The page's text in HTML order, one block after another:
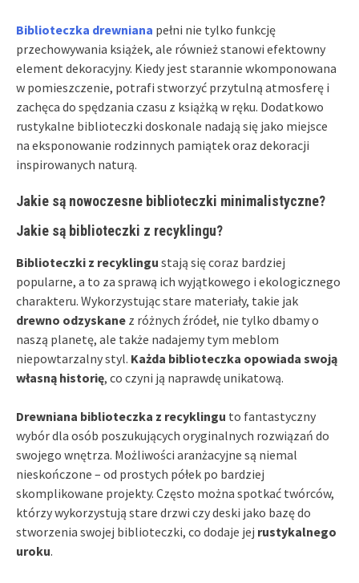
Biblioteczka drewniana pełni nie tylko funkcję
przechowywania książek, ale również stanowi efektowny
element dekoracyjny. Kiedy jest starannie wkomponowana
w pomieszczenie, potrafi stworzyć przytulną atmosferę i
zachęca do spędzania czasu z książką w ręku. Dodatkowo
rustykalne biblioteczki doskonale nadają się jako miejsce
na eksponowanie rodzinnych pamiątek oraz dekoracji
inspirowanych naturą.
Jakie są nowoczesne biblioteczki minimalistyczne?
Jakie są biblioteczki z recyklingu?
Biblioteczki z recyklingu stają się coraz bardziej
popularne, a to za sprawą ich wyjątkowego i ekologicznego
charakteru. Wykorzystując stare materiały, takie jak
drewno odzyskane z różnych źródeł, nie tylko dbamy o
naszą planetę, ale także nadajemy tym meblom
niepowtarzalny styl. Każda biblioteczka opowiada swoją
własną historię, co czyni ją naprawdę unikatową.
Drewniana biblioteczka z recyklingu to fantastyczny
wybór dla osób poszukujących oryginalnych rozwiązań do
swojego wnętrza. Możliwości aranżacyjne są niemal
nieskończone – od prostych półek po bardziej
skomplikowane projekty. Często można spotkać twórców,
którzy wykorzystują stare drzwi czy deski jako bazę do
stworzenia swojej biblioteczki, co dodaje jej rustykalnego
uroku.